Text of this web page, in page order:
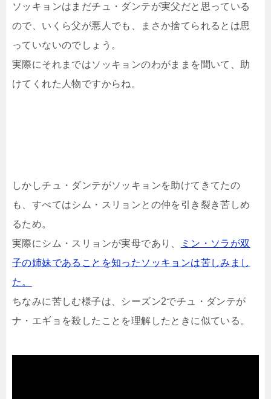
ソッキョンはまだチュ・ダンテが実父だと思っている
ので、いくら父が悪人でも、まさか捨てられるとは思
っていないのでしょう。
実際にそれまではソッキョンのわがままを聞いて、助
けてくれた人物ですからね。
しかしチュ・ダンテがソッキョンを助けてきてたの
も、すべてはシム・スリョンとの仲を引き裂き苦しめ
るため。
実際にシム・スリョンが実母であり、
ミン・ソラが双
子の姉妹であることを知ったソッキョンは苦しみまし
た。
ちなみに苦しむ様子は、シーズン2でチュ・ダンテが
ナ・エギョを殺したことを理解したときに似ている。